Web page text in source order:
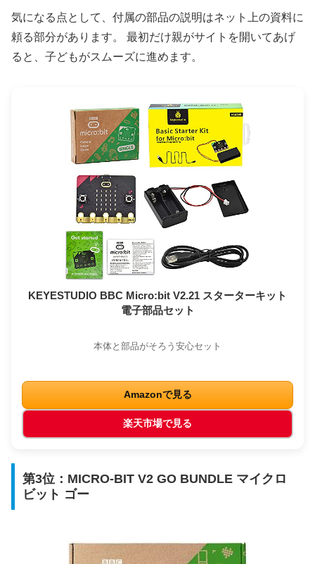
気になる点として、付属の部品の説明はネット上の資料に
頼る部分があります。 最初だけ親がサイトを開いてあげ
ると、子どもがスムーズに進めます。
KEYESTUDIO BBC Micro:bit V2.21 スターターキット
電子部品セット
本体と部品がそろう安心セット
Amazonで見る
楽天市場で見る
第3位：MICRO-BIT V2 GO BUNDLE マイクロ
ビット ゴー